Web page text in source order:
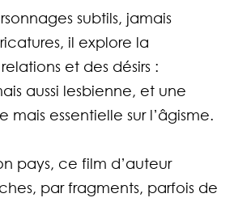
subtils, jamais
il explore la
et des désirs :
aussi lesbienne, et une
mais essentielle sur l’âgisme.
pays, ce film d’auteur
par fragments, parfois de